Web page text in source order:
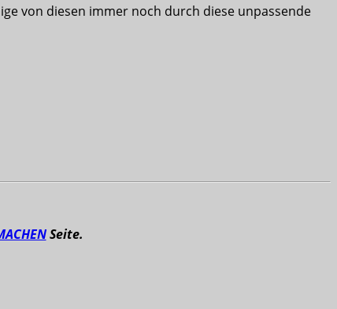
von diesen immer noch durch diese unpassende
Seite.